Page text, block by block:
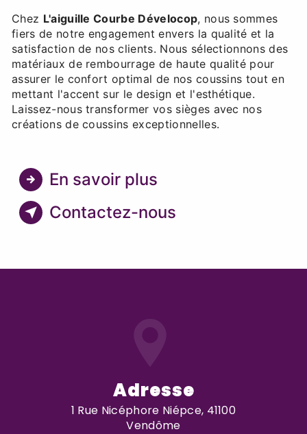
Chez L'aiguille Courbe Dévelocop, nous sommes
fiers de notre engagement envers la qualité et la
satisfaction de nos clients. Nous sélectionnons des
matériaux de rembourrage de haute qualité pour
assurer le confort optimal de nos coussins tout en
mettant l'accent sur le design et l'esthétique.
Laissez-nous transformer vos sièges avec nos
créations de coussins exceptionnelles.
En savoir plus
Contactez-nous
Adresse
1 Rue Nicéphore Niépce, 41100
Vendôme